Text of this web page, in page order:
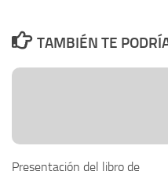
TAMBIÉN TE
Presentación del libro de